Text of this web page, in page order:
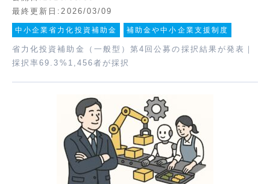
最終更新日:2026/03/09
中小企業省力化投資補助金 補助金や中小企業支援制度
省力化投資補助金（一般型）第4回公募の採択結果が発表｜
採択率69.3%1,456者が採択